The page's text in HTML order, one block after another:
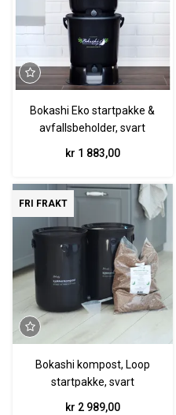
Bokashi Eko startpakke &
avfallsbeholder, svart
kr 1 883,00
FRI FRAKT
Bokashi kompost, Loop
startpakke, svart
kr 2 989,00